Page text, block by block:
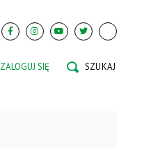
ZALOGUJ SIĘ